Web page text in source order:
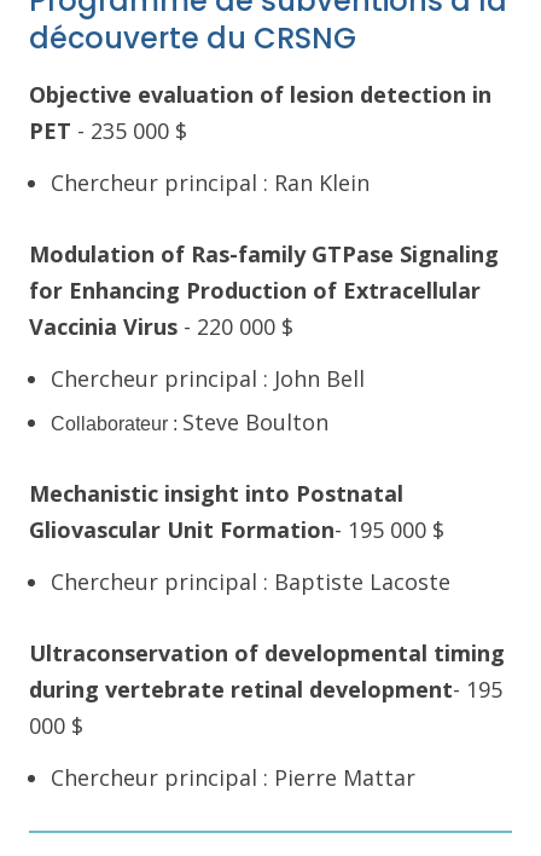
découverte du CRSNG
Objective evaluation of lesion detection in
PET - 235 000 $
Chercheur principal : Ran Klein
Modulation of Ras-family GTPase Signaling
for Enhancing Production of Extracellular
Vaccinia Virus - 220 000 $
Chercheur principal : John Bell
Collaborateur : Steve Boulton
Mechanistic insight into Postnatal
Gliovascular Unit Formation- 195 000 $
Chercheur principal : Baptiste Lacoste
Ultraconservation of developmental timing
during vertebrate retinal development- 195
000 $
Chercheur principal : Pierre Mattar